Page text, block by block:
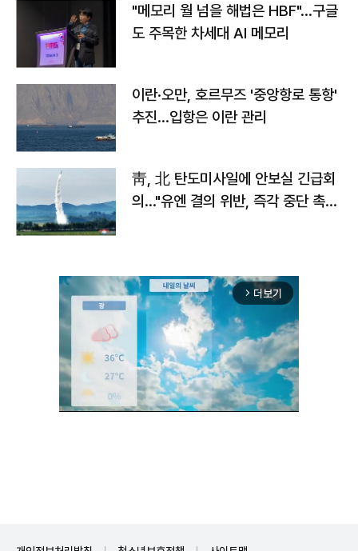
"메모리 월 넘을 해법은 HBF"…구글
도 주목한 차세대 AI 메모리
이란·오만, 호르무즈 '중앙항로 통항'
추진…입항은 이란 관리
靑, 北 탄도미사일에 안보실 긴급회
의…"유엔 결의 위반, 즉각 중단 촉
arrow_forward_ios 더보기